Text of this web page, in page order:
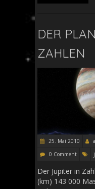
DER
ZAHLEN
25. Mai 2010
0 Comment
Der Jupiter in
(km) 143 000